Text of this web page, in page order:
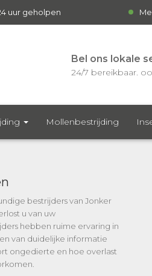
uur geholpen
Bel ons lokale
24/7 bereikbaar.
Mollenbestrijding
bestrijders van Jonker
u van uw
hebben ruime ervaring in
van duidelijke informatie
ongedierte en hoe overlast